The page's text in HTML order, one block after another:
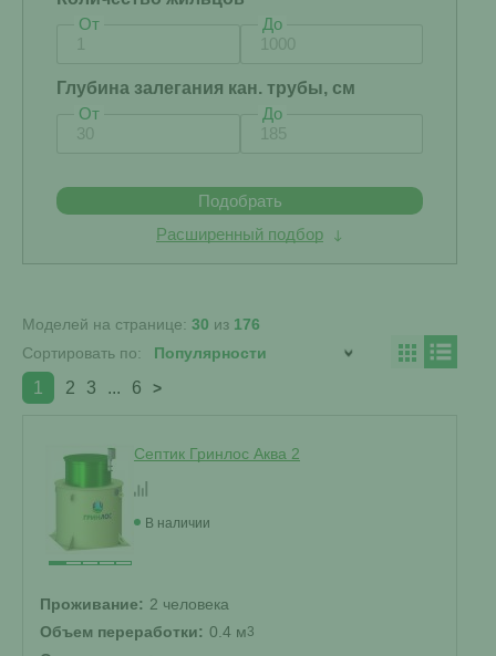
От
До
Глубина залегания кан. трубы, см
От
До
Подобрать
Расширенный подбор
Моделей на странице: 30 из 176
Сортировать по:
1 2 3 ... 6 >
Септик Гринлос Аква 2
В наличии
Проживание: 2 человека
Объем переработки: 0.4 м3